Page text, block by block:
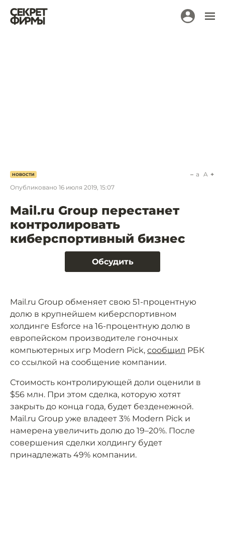
НОВОСТИ
Опубликовано 16 июля 2019, 15:07
a A
Mail.ru Group перестанет
контролировать
киберспортивный бизнес
Обсудить
Mail.ru Group обменяет свою 51-процентную
долю в крупнейшем киберспортивном
холдинге Esforce на 16-процентную долю в
европейском производителе гоночных
компьютерных игр Modern Pick, сообщил РБК
со ссылкой на сообщение компании.
Стоимость контролирующей доли оценили в
$56 млн. При этом сделка, которую хотят
закрыть до конца года, будет безденежной.
Mail.ru Group уже владеет 3% Modern Pick и
намерена увеличить долю до 19–20%. После
совершения сделки холдингу будет
принадлежать 49% компании.